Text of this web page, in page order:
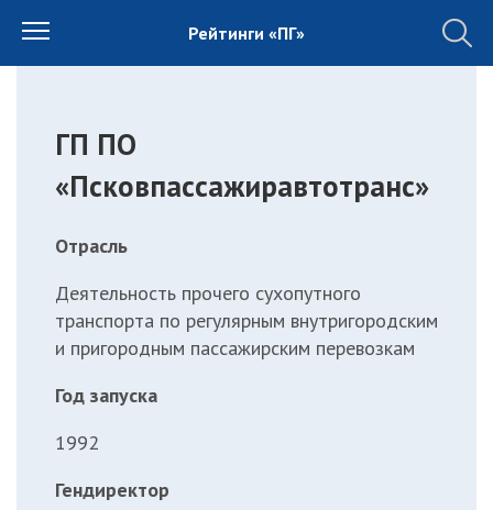
Рейтинги «ПГ»
ГП ПО
«Псковпассажиравтотранс»
Отрасль
Деятельность прочего сухопутного
транспорта по регулярным внутригородским
и пригородным пассажирским перевозкам
Год запуска
1992
Гендиректор